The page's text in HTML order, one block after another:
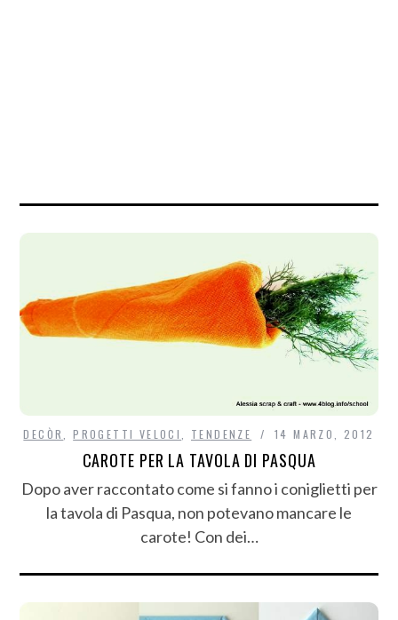
DECÒR ,PROGETTI VELOCI TENDENZE 14 MARZO, 2012
CAROTE PER LA TAVOLA DI PASQUA
Dopo aver raccontato come si fanno i coniglietti per
la tavola di Pasqua, non potevano mancare le
carote! Con dei…